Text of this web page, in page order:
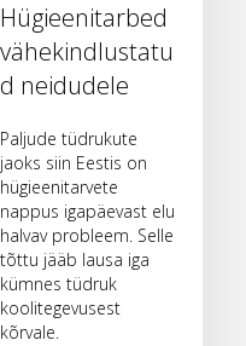
Hügieenitarbed
vähekindlustatu
d neidudele
Paljude tüdrukute
jaoks siin Eestis on
hügieenitarvete
nappus igapäevast elu
halvav probleem. Selle
tõttu jääb lausa iga
kümnes tüdruk
koolitegevusest
kõrvale.